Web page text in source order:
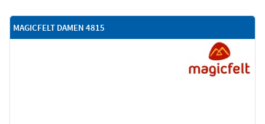
MAGICFELT DAMEN 4815